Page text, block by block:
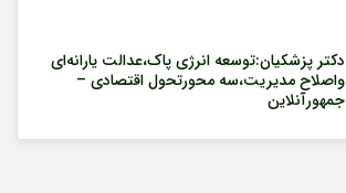
دکتر پزشکیان:توسعه انرژی پاک،عدالت یارانه‌ای
واصلاح مدیریت،سه محورتحول اقتصادی –
جمهورآنلاین